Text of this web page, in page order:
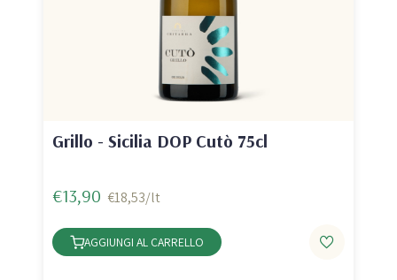
Grillo - Sicilia DOP Cutò 75cl
€13,90 €18,53/lt
AGGIUNGI AL CARRELLO